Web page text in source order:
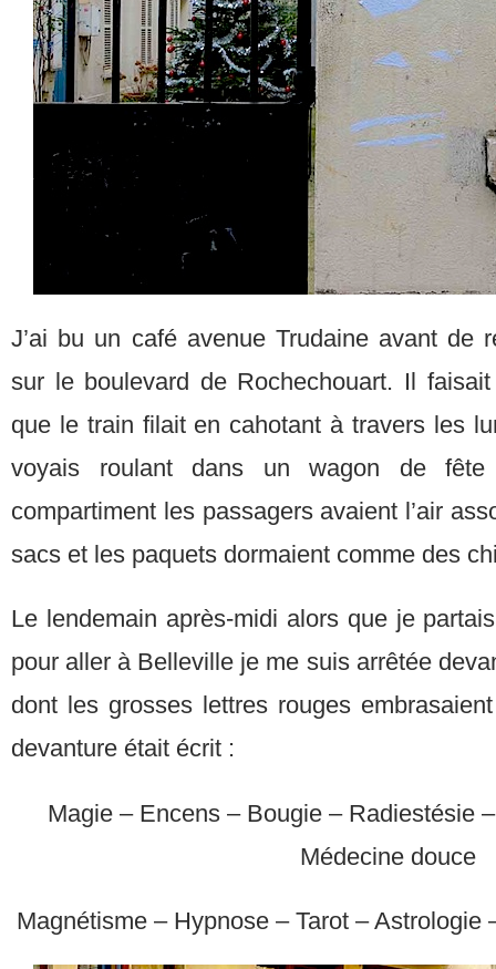
J’ai bu un café avenue Trudaine avant de
sur le boulevard de Rochechouart. Il
que le train filait en cahotant à travers les
voyais roulant dans un wagon de
compartiment les passagers avaient l’air
sacs et les paquets dormaient comme des
Le lendemain après-midi alors que je
pour aller à Belleville je me suis arrêtée
dont les grosses lettres rouges
devanture était écrit :
Magie – Encens – Bougie – Radiestésie
Médecine douce
Magnétisme – Hypnose – Tarot – Astrologie